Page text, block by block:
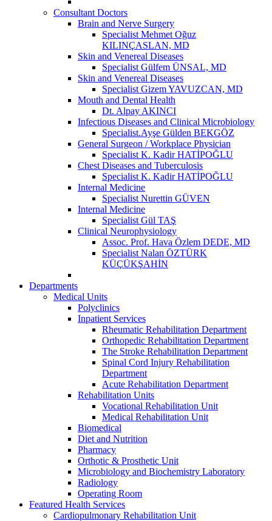
Consultant Doctors
Brain and Nerve Surgery
Specialist Mehmet Oğuz
KILINÇASLAN, MD
Skin and Venereal Diseases
Specialist Gülfem ÜNSAL, MD
Skin and Venereal Diseases
Specialist Gizem YAVUZCAN, MD
Mouth and Dental Health
Dt. Alpay AKINCI
Infectious Diseases and Clinical Microbiology
Specialist.Ayşe Gülden BEKGÖZ
General Surgeon / Workplace Physician
Specialist K. Kadir HATİPOĞLU
Chest Diseases and Tuberculosis
Specialist K. Kadir HATİPOĞLU
Internal Medicine
Specialist Nurettin GÜVEN
Internal Medicine
Specialist Gül TAŞ
Clinical Neurophysiology
Assoc. Prof. Hava Özlem DEDE, MD
Specialist Nalan ÖZTÜRK
KÜÇÜKŞAHİN
Departments
Medical Units
Polyclinics
Inpatient Services
Rheumatic Rehabilitation Department
Orthopedic Rehabilitation Department
The Stroke Rehabilitation Department
Spinal Cord Injury Rehabilitation
Department
Acute Rehabilitation Department
Rehabilitation Units
Vocational Rehabilitation Unit
Medical Rehabilitation Unit
Biomedical
Diet and Nutrition
Pharmacy
Orthotic & Prosthetic Unit
Microbiology and Biochemistry Laboratory
Radiology
Operating Room
Featured Health Services
Cardiopulmonary Rehabilitation Unit